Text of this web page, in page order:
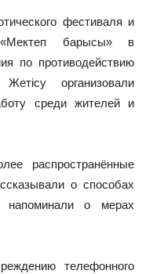
фестиваля и
барысы» в
по противодействию
организовали
среди жителей и
распространённые
о способах
о мерах
телефонного